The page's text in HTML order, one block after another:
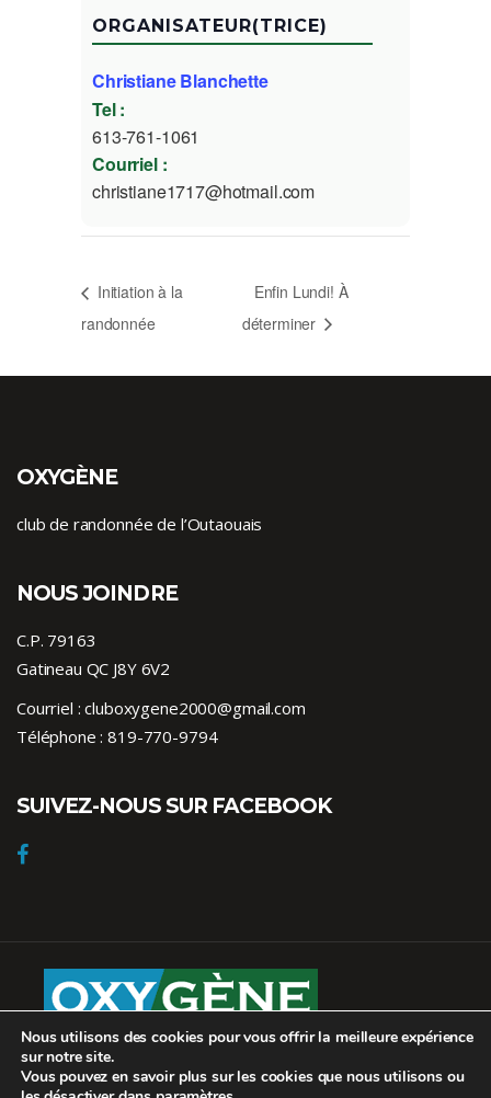
ORGANISATEUR(TRICE)
Christiane Blanchette
Tel :
613-761-1061
Courriel :
christiane1717@hotmail.com
Initiation à la
randonnée
Enfin Lundi! À
déterminer
OXYGÈNE
club de randonnée de l’Outaouais
NOUS JOINDRE
C.P. 79163
Gatineau QC J8Y 6V2
Courriel :cluboxygene2000@gmail.com
Téléphone :819-770-9794
SUIVEZ-NOUS SUR FACEBOOK
Club Oxygène © 2026. Tous droits réservés.
Conception :Inter-vision
Nous utilisons des cookies pour vous offrir la meilleure expérience
sur notre site.
Vous pouvez en savoir plus sur les cookies que nous utilisons ou